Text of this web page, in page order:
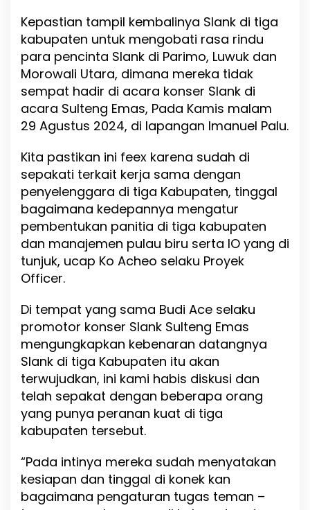
Kepastian tampil kembalinya Slank di tiga
kabupaten untuk mengobati rasa rindu
para pencinta Slank di Parimo, Luwuk dan
Morowali Utara, dimana mereka tidak
sempat hadir di acara konser Slank di
acara Sulteng Emas, Pada Kamis malam
29 Agustus 2024, di lapangan Imanuel Palu.
Kita pastikan ini feex karena sudah di
sepakati terkait kerja sama dengan
penyelenggara di tiga Kabupaten, tinggal
bagaimana kedepannya mengatur
pembentukan panitia di tiga kabupaten
dan manajemen pulau biru serta IO yang di
tunjuk, ucap Ko Acheo selaku Proyek
Officer.
Di tempat yang sama Budi Ace selaku
promotor konser Slank Sulteng Emas
mengungkapkan kebenaran datangnya
Slank di tiga Kabupaten itu akan
terwujudkan, ini kami habis diskusi dan
telah sepakat dengan beberapa orang
yang punya peranan kuat di tiga
kabupaten tersebut.
“Pada intinya mereka sudah menyatakan
kesiapan dan tinggal di konek kan
bagaimana pengaturan tugas teman –